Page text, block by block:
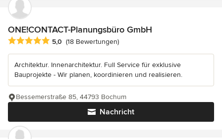
ONE!CONTACT-Planungsbüro GmbH
Durchschnittliche Bewertung: 5 von 5 Sternen
5,0 (18 Bewertungen)
Architektur. Innenarchitektur. Full Service für exklusive
Bauprojekte - Wir planen, koordinieren und realisieren.
Nachricht
Bessemerstraße 85, 44793 Bochum